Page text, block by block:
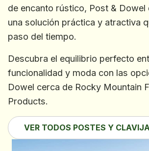
de encanto rústico, Post &
una solución práctica y atractiva
paso del tiempo.
Descubra el equilibrio perfecto
funcionalidad y moda con las
Dowel cerca de Rocky Mountain
Products.
VER TODOS POSTES Y